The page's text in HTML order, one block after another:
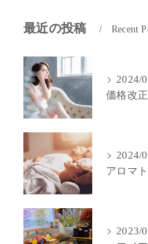
最近の投稿 Recent
2024/
価格改
2024/
2023/